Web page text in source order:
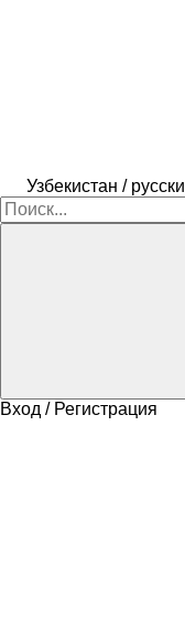
Узбекистан /
Вход / Регистрация